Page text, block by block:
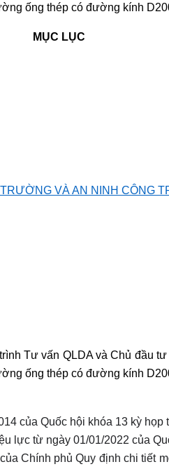
ống thép có đường kính
MỤC LỤC
VÀ AN NINH CÔNG
Tư vấn QLDA và Chủ đầu
ống thép có đường kính
của Quốc hội khóa 13 kỳ họp
lực từ ngày 01/01/2022 của
Chính phủ Quy định chi tiết